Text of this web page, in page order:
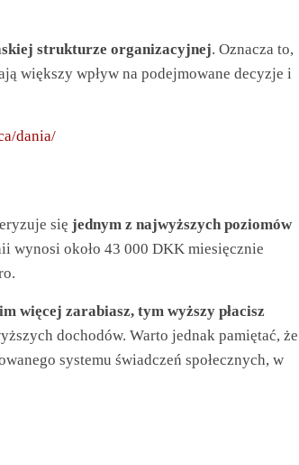
strukturze organizacyjnej. Oznacza to,
większy wpływ na podejmowane decyzje i
dania/
się jednym z najwyższych poziomów
wynosi około 43 000 DKK miesięcznie
im więcej zarabiasz, tym wyższy płacisz
dochodów. Warto jednak pamiętać, że
systemu świadczeń społecznych, w